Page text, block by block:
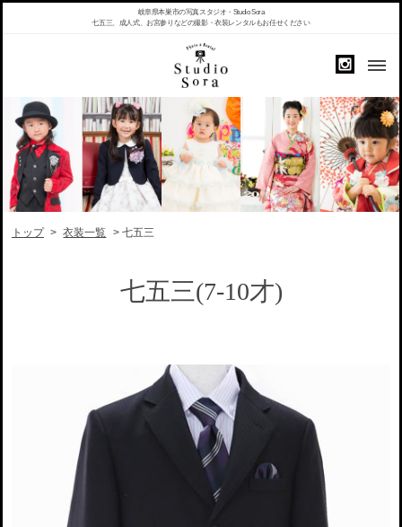
岐阜県本巣市の写真スタジオ・Studio Sora
七五三、成人式、お宮参りなどの撮影・衣装レンタルもお任せください
トップ > 衣装一覧 > 七五三
七五三(7-10才)